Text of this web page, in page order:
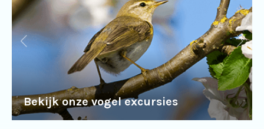
Bekijk onze vogel excursies